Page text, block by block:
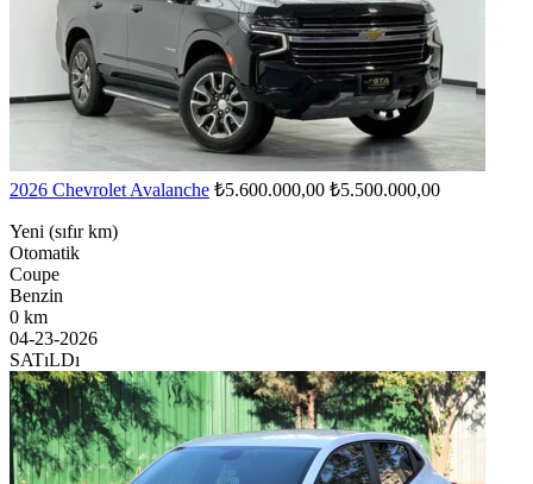
2026 Chevrolet Avalanche ₺5.600.000,00 ₺5.500.000,00
Yeni (sıfır km)
Otomatik
Coupe
Benzin
0 km
04-23-2026
SATıLDı